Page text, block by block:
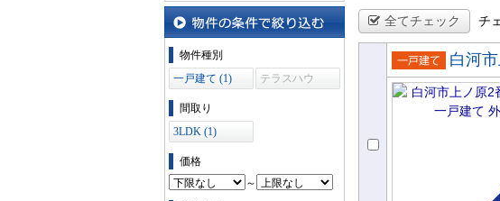
物件の条件で絞り込む
物件種別
一戸建て (1)
テラスハウ
間取り
3LDK (1)
価格
～
全てチェック チ
売一戸建
て
白河